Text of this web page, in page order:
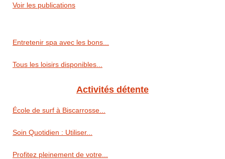
Voir les publications
Entretenir spa avec les bons...
Tous les loisirs disponibles...
Activités détente
École de surf à Biscarrosse...
Soin Quotidien : Utiliser...
Profitez pleinement de votre...